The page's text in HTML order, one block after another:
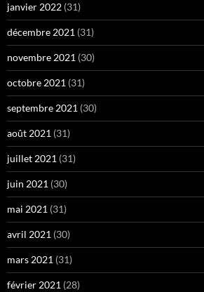
janvier 2022 (31)
décembre 2021 (31)
novembre 2021 (30)
octobre 2021 (31)
septembre 2021 (30)
août 2021 (31)
juillet 2021 (31)
juin 2021 (30)
mai 2021 (31)
avril 2021 (30)
mars 2021 (31)
février 2021 (28)